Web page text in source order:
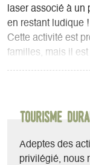
laser associé à un
en restant ludique !
Cette activité est
familles, mais il
Tourisme
Adeptes des
privilégié, nous